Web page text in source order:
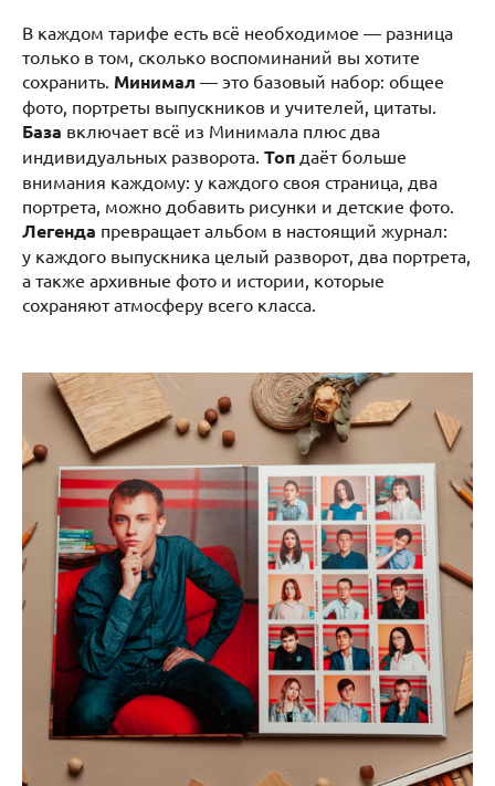
В каждом тарифе есть всё необходимое — разница
только в том, сколько воспоминаний вы хотите
сохранить. Минимал — это базовый набор: общее
фото, портреты выпускников и учителей, цитаты.
База включает всё из Минимала плюс два
индивидуальных разворота. Топ даёт больше
внимания каждому: у каждого своя страница, два
портрета, можно добавить рисунки и детские фото.
Легенда превращает альбом в настоящий журнал:
у каждого выпускника целый разворот, два портрета,
а также архивные фото и истории, которые
сохраняют атмосферу всего класса.